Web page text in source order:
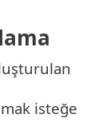
isteğe